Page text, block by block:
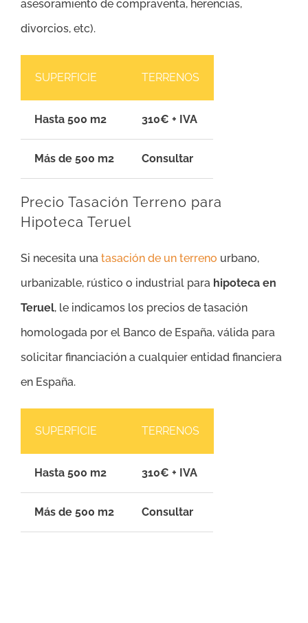
asesoramiento de compraventa, herencias,
divorcios, etc).
SUPERFICIE TERRENOS
Hasta 500 m2 310€ + IVA
Más de 500 m2 Consultar
Precio Tasación Terreno para
Hipoteca Teruel
Si necesita una tasación de un terreno urbano,
urbanizable, rústico o industrial para hipoteca en
Teruel, le indicamos los precios de tasación
homologada por el Banco de España, válida para
solicitar financiación a cualquier entidad financiera
en España.
SUPERFICIE TERRENOS
Hasta 500 m2 310€ + IVA
Más de 500 m2 Consultar